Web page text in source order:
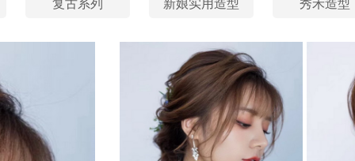
复古系列 新娘实用造型 秀禾造型